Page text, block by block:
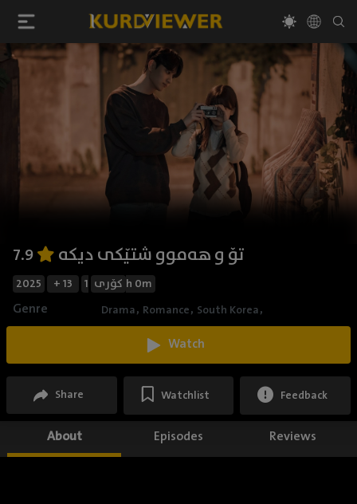
تۆ و هەموو شتێکی دیکە
2025 + 13 کۆری 1h 0m
Genre Drama, Romance, South Korea,
Watch
Share Watchlist Feedback
About Episodes Reviews